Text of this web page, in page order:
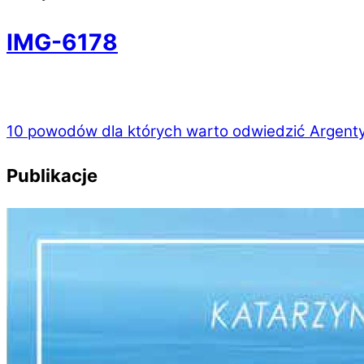
IMG-6178
10 powodów dla których warto odwiedzić
Publikacje